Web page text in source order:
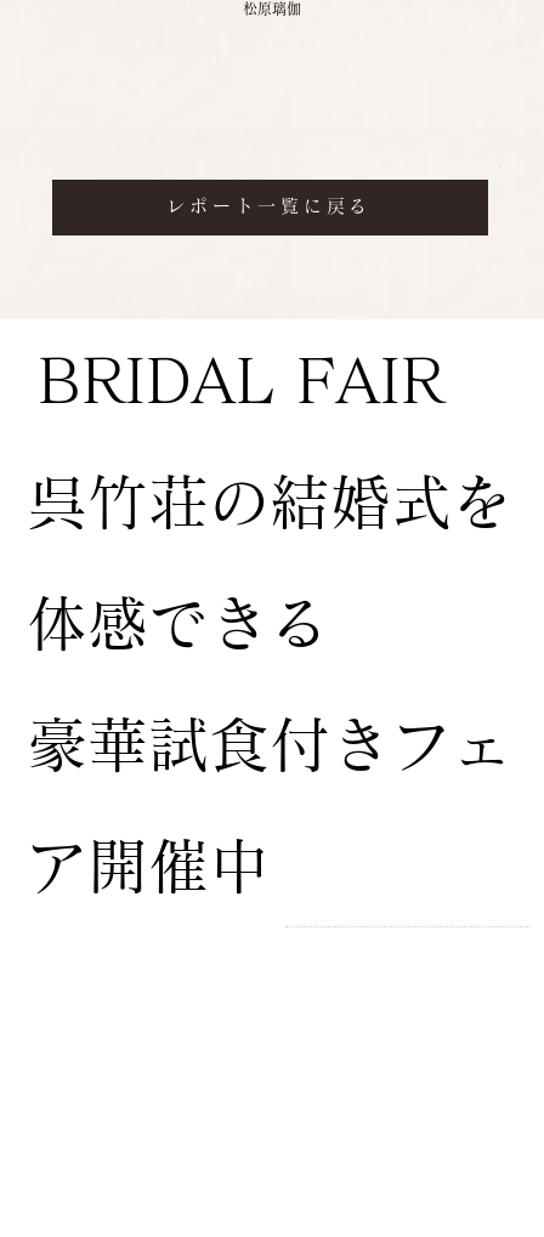
松原璃伽
レポート一覧に戻る
BRIDAL FAIR
​呉竹荘の結婚式を
体感できる
豪華試食付きフェ
ア開催中